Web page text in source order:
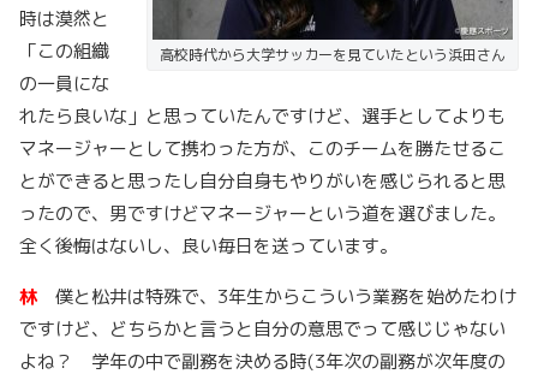
高校時代から大学サッカーを見ていたという浜田さん
時は漠然と
「この組織
の一員にな
れたら良いな」と思っていたんですけど、選手としてよりも
マネージャーとして携わった方が、このチームを勝たせるこ
とができると思ったし自分自身もやりがいを感じられると思
ったので、男ですけどマネージャーという道を選びました。
全く後悔はないし、良い毎日を送っています。
林 僕と松井は特殊で、3年生からこういう業務を始めたわけ
ですけど、どちらかと言うと自分の意思でって感じじゃない
よね？ 学年の中で副務を決める時(3年次の副務が次年度の